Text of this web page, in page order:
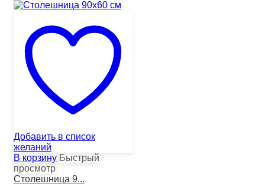
Добавить в список
желаний
В корзину Быстрый
просмотр
Столешница 9...